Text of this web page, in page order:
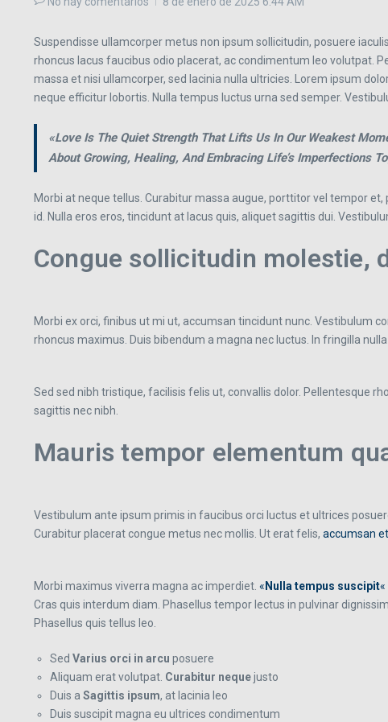
Suspendisse ullamcorper metus non ipsum sollicitudin, posuere
rhoncus lacus faucibus odio placerat, ac condimentum leo volutpat.
massa et nisi ullamcorper, sed lacinia nulla ultricies. Lorem ipsum
neque efficitur lobortis. Nulla tempus luctus urna sed semper.
«Love Is The Quiet Strength That Lifts Us In Our Weakest
About Growing, Healing, And Embracing Life’s Imperfections
Morbi at neque tellus. Curabitur massa augue, porttitor vel tempor
id. Nulla eros eros, tincidunt at lacus quis, aliquet sagittis dui.
Congue sollicitudin molestie,
Morbi ex orci, finibus ut mi ut, accumsan tincidunt nunc. Vestibulum
rhoncus maximus. Duis bibendum a magna nec luctus. In fringilla
Sed sed nibh tristique, facilisis felis ut, convallis dolor. Pellentesque
sagittis nec nibh.
Mauris tempor elementum
Vestibulum ante ipsum primis in faucibus orci luctus et ultrices
Curabitur placerat congue metus nec mollis. Ut erat felis, accumsan
Morbi maximus viverra magna ac imperdiet. « Nulla tempus suscipit«
Cras quis interdum diam. Phasellus tempor lectus in pulvinar
Phasellus quis tellus leo.
Sed Varius orci in arcu posuere
Aliquam erat volutpat. Curabitur nequejusto
Duis a Sagittis ipsum, at lacinia leo
Duis suscipit magna eu ultrices condimentum